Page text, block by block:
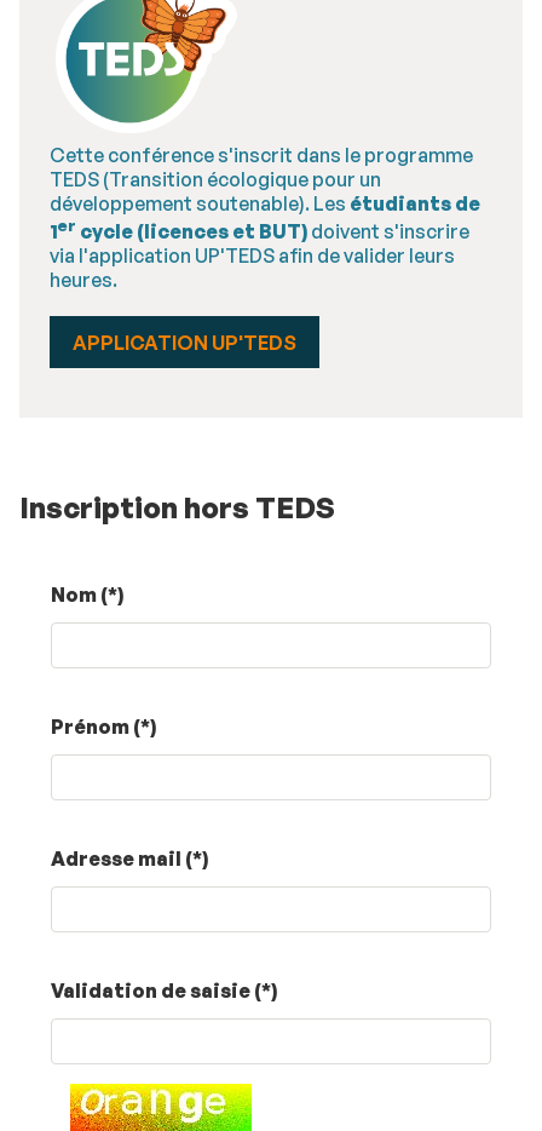
Cette conférence s'inscrit dans le programme
TEDS (Transition écologique pour un
développement soutenable). Les étudiants de
1er cycle (licences et BUT) doivent s'inscrire
via l'application UP'TEDS afin de valider leurs
heures.
APPLICATION UP'TEDS
Inscription hors TEDS
Nom (*)
Prénom (*)
Adresse mail (*)
Champ
pour
robots.
vous
Validation de saisie (*)